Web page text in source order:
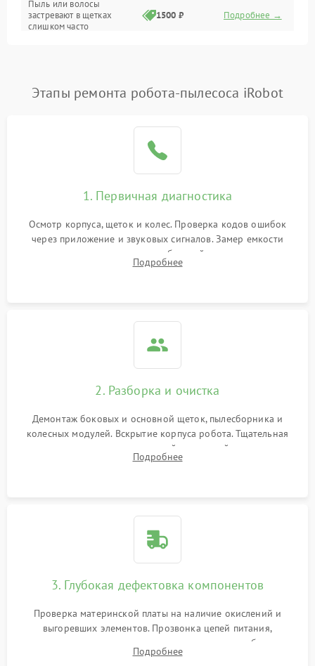
Программные сбои
Пыль или волосы
застревают в щетках
слишком часто
1500 ₽ Подробнее →
Этапы ремонта робота-пылесоса iRobot
1. Первичная диагностика
Осмотр корпуса, щеток и колес. Проверка кодов ошибок
через приложение и звуковых сигналов. Замер емкости
аккумулятора и тестирование базовой станции зарядки.
Оценка работы лидара, бампера и датчиков падения для
Подробнее
2. Разборка и очистка
Демонтаж боковых и основной щеток, пылесборника и
колесных модулей. Вскрытие корпуса робота. Тщательная
очистка внутренних полостей, шестерней и плат от
скопившейся пыли, волос и шерсти животных с
Подробнее
3. Глубокая дефектовка компонентов
Проверка материнской платы на наличие окислений и
выгоревших элементов. Прозвонка цепей питания,
тестирование приводных моторов колес и турбины
всасывания. Оценка состояния оптических и инфракрасных
Подробнее